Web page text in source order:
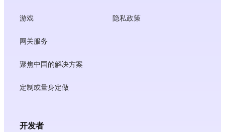
游戏
网关服务
聚焦中国的解决方案
定制或量身定做
隐私政策
开发者